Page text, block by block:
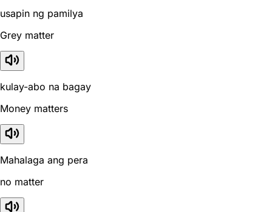
usapin ng pamilya
Grey matter
kulay-abo na bagay
Money matters
Mahalaga ang pera
no matter